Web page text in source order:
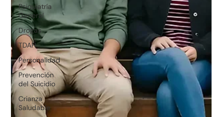
Psiquiatría
General
Drogas
TDAH
Personalidad
Prevención
del Suicidio
Crianza
Saludable